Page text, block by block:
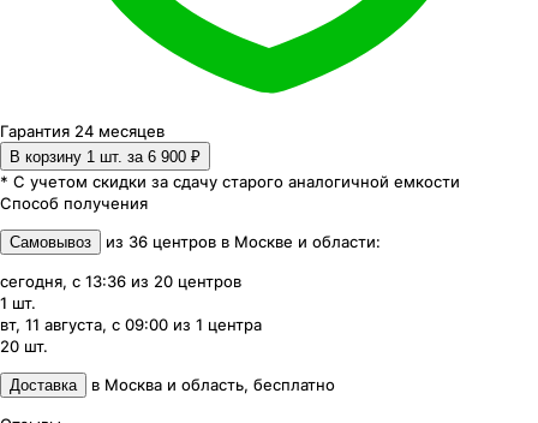
Гарантия 24 месяцев
В корзину 1 шт. за 6 900 ₽
* С учетом скидки за сдачу старого аналогичной емкости
Способ получения
Самовывоз из 36 центров в Москве и области:
сегодня, с 13:36 из 20 центров
1 шт.
вт, 11 августа, с 09:00 из 1 центра
20 шт.
Доставка в Москва и область, бесплатно